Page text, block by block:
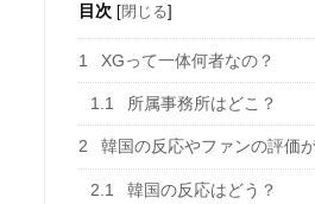
目次 [閉じる]
1 XGって一体何者なの？
1.1 所属事務所はどこ？
2 韓国の反応やファンの評価
2.1 韓国の反応はどう？